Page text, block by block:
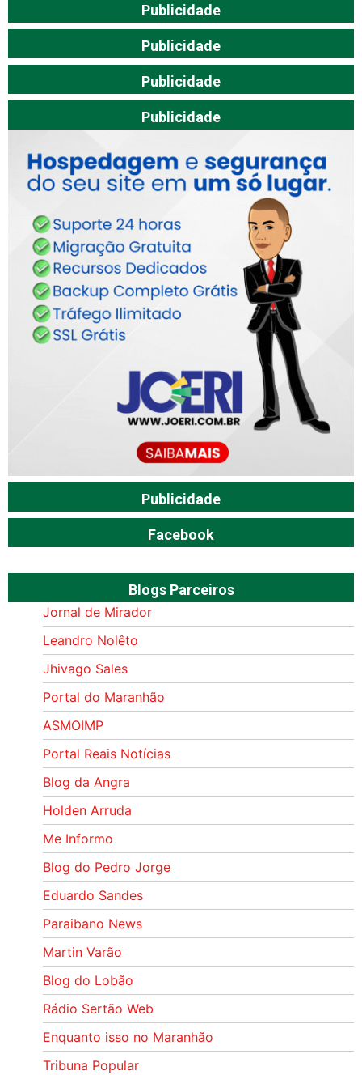
Publicidade
Publicidade
Publicidade
Publicidade
Publicidade
Facebook
Blogs Parceiros
Jornal de Mirador
Leandro Nolêto
Jhivago Sales
Portal do Maranhão
ASMOIMP
Portal Reais Notí­cias
Blog da Angra
Holden Arruda
Me Informo
Blog do Pedro Jorge
Eduardo Sandes
Paraibano News
Martin Varão
Blog do Lobão
Rádio Sertão Web
Enquanto isso no Maranhão
Tribuna Popular